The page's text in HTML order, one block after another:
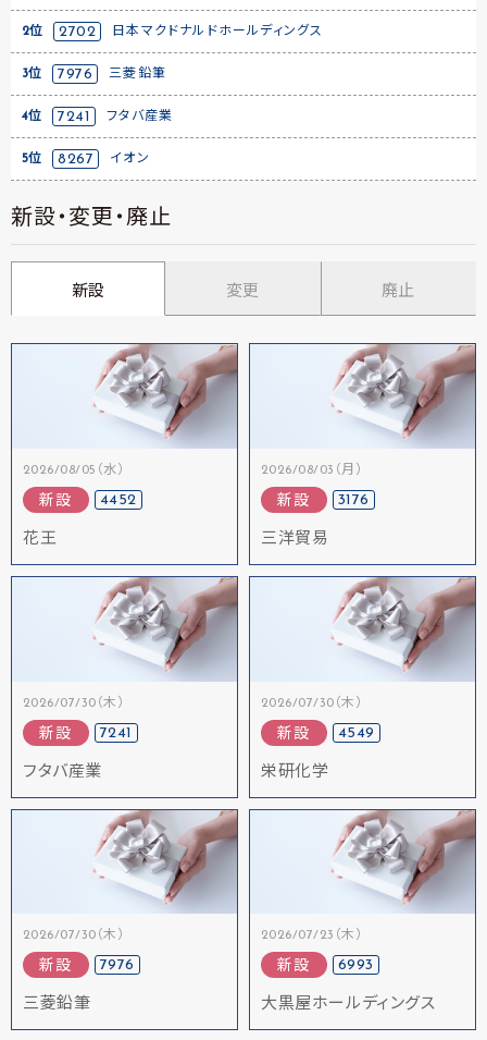
2位 2702 日本マクドナルドホールディングス
3位 7976 三菱鉛筆
4位 7241 フタバ産業
5位 8267 イオン
新設・変更・廃止
新設 変更 廃止
2026/08/05（水）
新設 4452
花王
2026/08/03（月）
新設 3176
三洋貿易
2026/07/30（木）
新設 7241
フタバ産業
2026/07/30（木）
新設 4549
栄研化学
2026/07/30（木）
新設 7976
三菱鉛筆
2026/07/23（木）
新設 6993
大黒屋ホールディングス